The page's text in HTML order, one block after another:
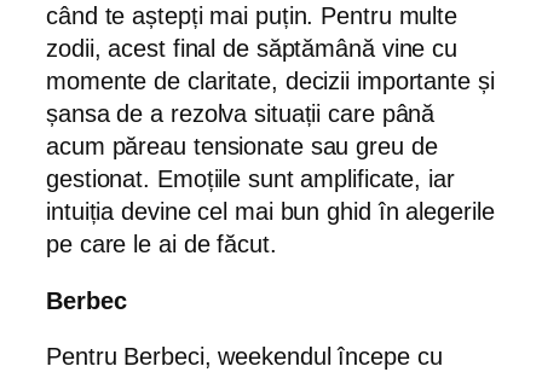
când te aștepți mai puțin. Pentru multe
zodii, acest final de săptămână vine cu
momente de claritate, decizii importante și
șansa de a rezolva situații care până
acum păreau tensionate sau greu de
gestionat. Emoțiile sunt amplificate, iar
intuiția devine cel mai bun ghid în alegerile
pe care le ai de făcut.
Berbec
Pentru Berbeci, weekendul începe cu